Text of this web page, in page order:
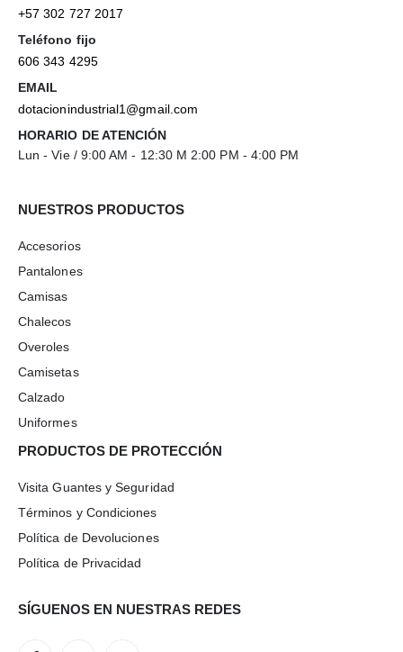
+57 302 727 2017
Teléfono fijo
606 343 4295
EMAIL
dotacionindustrial1@gmail.com
HORARIO DE ATENCIÓN
Lun - Vie / 9:00 AM - 12:30 M 2:00 PM - 4:00 PM
NUESTROS PRODUCTOS
Accesorios
Pantalones
Camisas
Chalecos
Overoles
Camisetas
Calzado
Uniformes
PRODUCTOS DE PROTECCIÓN
Visita Guantes y Seguridad
Términos y Condiciones
Política de Devoluciones
Política de Privacidad
SÍGUENOS EN NUESTRAS REDES